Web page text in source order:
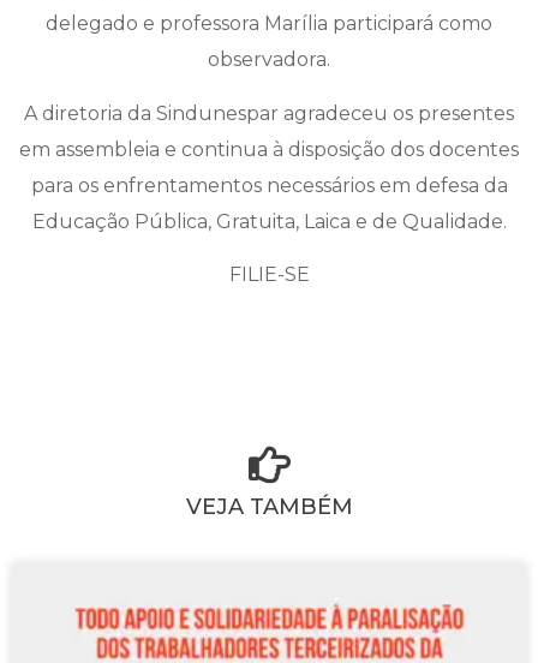
delegado e professora Marília participará como
observadora.
A diretoria da Sindunespar agradeceu os presentes
em assembleia e continua à disposição dos docentes
para os enfrentamentos necessários em defesa da
Educação Pública, Gratuita, Laica e de Qualidade.
FILIE-SE
VEJA TAMBÉM